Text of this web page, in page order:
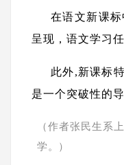
在语文新课
呈现，语文学习
此外,新课标
是一个突破性的
（作者张民生系
学。
）